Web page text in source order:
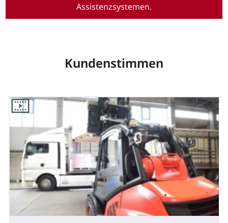
Assistenzsystemen.
Kundenstimmen